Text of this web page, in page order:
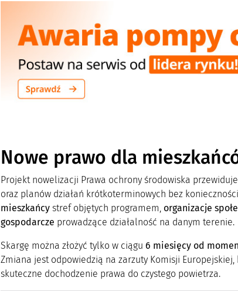
Nowe prawo dla
Projekt nowelizacji Prawa ochrony środowiska
oraz planów działań krótkoterminowych bez
mieszkańcystref objętych programem, organizacje
gospodarcze prowadzące działalność na danym terenie.
Skargę można złożyć tylko w ciągu 6 miesięcy od
Zmiana jest odpowiedzią na zarzuty Komisji
skuteczne dochodzenie prawa do czystego powietrza.